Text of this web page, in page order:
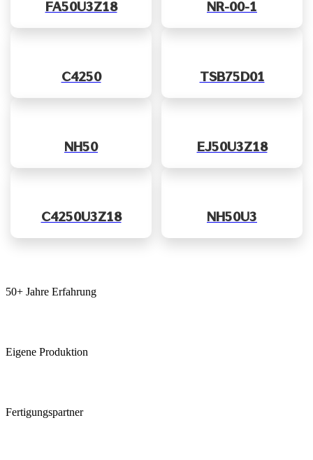
FA50U3Z18 NR-00-1
C4250 TSB75D01
NH50 EJ50U3Z18
C4250U3Z18 NH50U3
50+ Jahre Erfahrung
Eigene Produktion
Fertigungspartner